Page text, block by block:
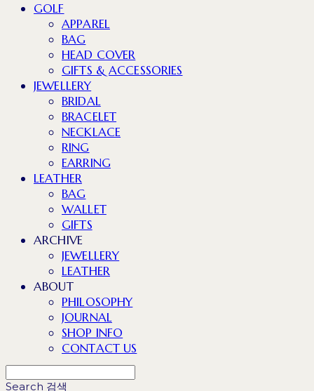
GOLF
APPAREL
BAG
HEAD COVER
GIFTS & ACCESSORIES
JEWELLERY
BRIDAL
BRACELET
NECKLACE
RING
EARRING
LEATHER
BAG
WALLET
GIFTS
ARCHIVE
JEWELLERY
LEATHER
ABOUT
PHILOSOPHY
JOURNAL
SHOP INFO
CONTACT US
Search 검색